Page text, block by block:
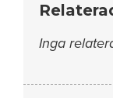
Inga